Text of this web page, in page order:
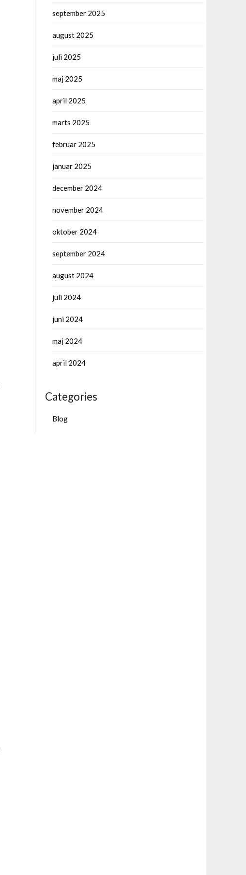
september 2025
august 2025
juli 2025
maj 2025
april 2025
marts 2025
februar 2025
januar 2025
december 2024
november 2024
oktober 2024
september 2024
august 2024
juli 2024
juni 2024
maj 2024
april 2024
Categories
Blog